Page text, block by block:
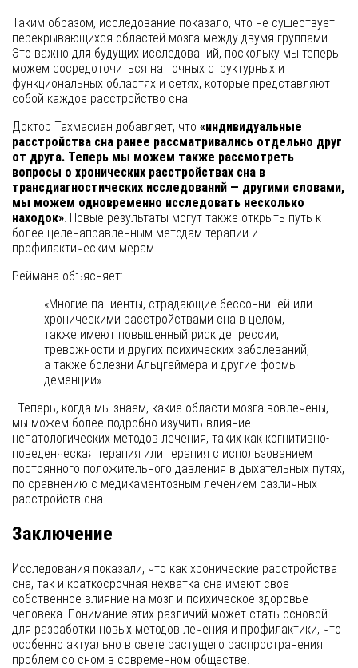
Таким образом, исследование показало, что не существует
перекрывающихся областей мозга между двумя группами.
Это важно для будущих исследований, поскольку мы теперь
можем сосредоточиться на точных структурных и
функциональных областях и сетях, которые представляют
собой каждое расстройство сна.
Доктор Тахмасиан добавляет, что «индивидуальные
расстройства сна ранее рассматривались отдельно друг
от друга. Теперь мы можем также рассмотреть
вопросы о хронических расстройствах сна в
трансдиагностических исследований — другими словами,
мы можем одновременно исследовать несколько
находок». Новые результаты могут также открыть путь к
более целенаправленным методам терапии и
профилактическим мерам.
Реймана объясняет:
«Многие пациенты, страдающие бессонницей или
хроническими расстройствами сна в целом,
также имеют повышенный риск депрессии,
тревожности и других психических заболеваний,
а также болезни Альцгеймера и другие формы
деменции»
. Теперь, когда мы знаем, какие области мозга вовлечены,
мы можем более подробно изучить влияние
непатологических методов лечения, таких как когнитивно-
поведенческая терапия или терапия с использованием
постоянного положительного давления в дыхательных путях,
по сравнению с медикаментозным лечением различных
расстройств сна.
Заключение
Исследования показали, что как хронические расстройства
сна, так и краткосрочная нехватка сна имеют свое
собственное влияние на мозг и психическое здоровье
человека. Понимание этих различий может стать основой
для разработки новых методов лечения и профилактики, что
особенно актуально в свете растущего распространения
проблем со сном в современном обществе.